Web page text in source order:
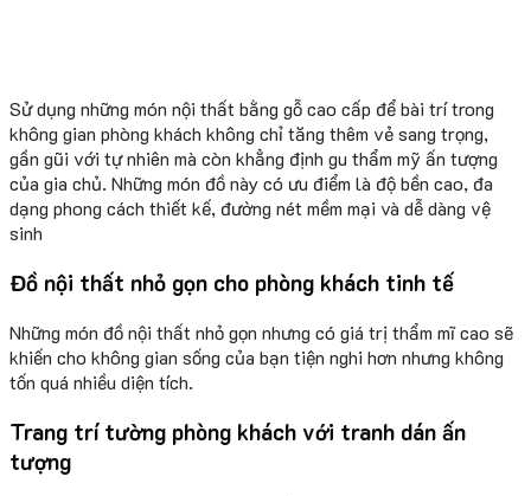
Sử dụng những món nội thất bằng gỗ cao cấp để bài trí trong
không gian phòng khách không chỉ tăng thêm vẻ sang trọng,
gần gũi với tự nhiên mà còn khẳng định gu thẩm mỹ ấn tượng
của gia chủ. Những món đồ này có ưu điểm là độ bền cao, đa
dạng phong cách thiết kế, đường nét mềm mại và dễ dàng vệ
sinh
Đồ nội thất nhỏ gọn cho phòng khách tinh tế
Những món đồ nội thất nhỏ gọn nhưng có giá trị thẩm mĩ cao sẽ
khiến cho không gian sống của bạn tiện nghi hơn nhưng không
tốn quá nhiều diện tích.
Trang trí tường phòng khách với tranh dán ấn
tượng